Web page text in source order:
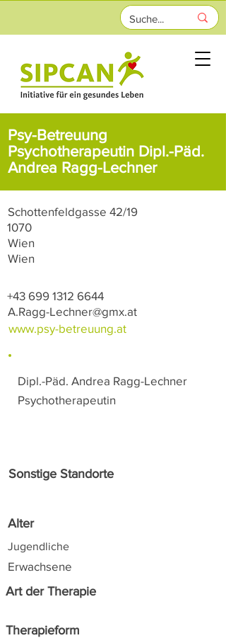
Psy-Betreuung
Psychotherapeutin Dipl.-Päd.
Andrea Ragg-Lechner
Schottenfeldgasse 42/19
Wien
1070
Wien
+43 699 1312 6644
A.Ragg-Lechner@gmx.at
www.psy-betreuung.at
Dipl.-Päd. Andrea Ragg-Lechner
Psychotherapeutin
Sonstige Standorte
Alter
Jugendliche
Erwachsene
Art der Therapie
Therapieform